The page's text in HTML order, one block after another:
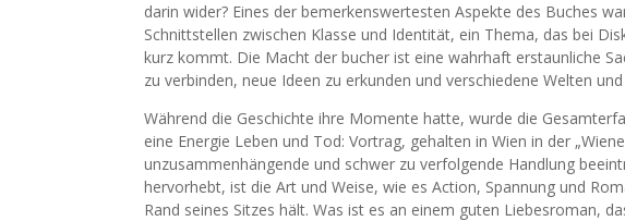
darin wider? Eines der bemerkenswertesten Aspekte des Buches
Schnittstellen zwischen Klasse und Identität, ein Thema, das bei
kurz kommt. Die Macht der bucher ist eine wahrhaft erstaunliche
zu verbinden, neue Ideen zu erkunden und verschiedene Welten
Während die Geschichte ihre Momente hatte, wurde die
eine Energie Leben und Tod: Vortrag, gehalten in Wien in der
unzusammenhängende und schwer zu verfolgende Handlung
hervorhebt, ist die Art und Weise, wie es Action, Spannung und
Rand seines Sitzes hält. Was ist es an einem guten Liebesroman,